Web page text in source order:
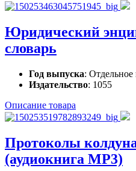
Юридический
словарь
Год выпуска: Отдельное
Издательство: 1055
Описание товара
Протоколы
(аудиокнига MP3)